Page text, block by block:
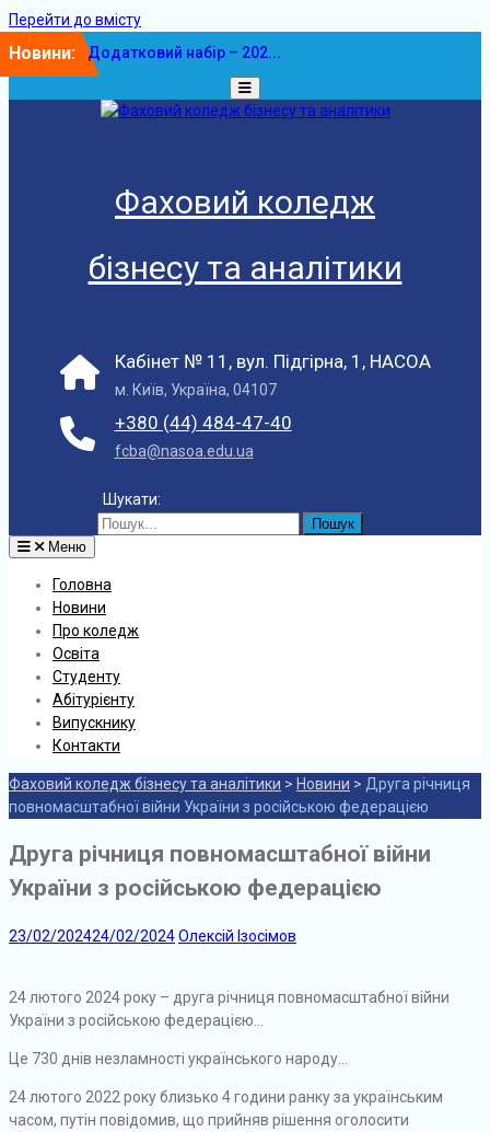
Перейти до вмісту
Новини:
Додатковий набір – 202...
У ФКБА НАСОА
відбулася...
Фаховий коледж
бізнесу та аналітики
+380 (44) 484-47-40
fcba@nasoa.edu.ua
Кабінет № 11, вул. Підгірна, 1, НАСОА
м. Київ, Україна, 04107
Шукати:
Меню
Головна
Новини
Про коледж
Освіта
Студенту
Абітурієнту
Випускнику
Контакти
Фаховий коледж бізнесу та аналітики > Новини > Друга річниця
повномасштабної війни України з російською федерацією
Друга річниця повномасштабної війни
України з російською федерацією
23/02/202424/02/2024Олексій Ізосімов
24 лютого 2024 року – друга річниця повномасштабної війни
України з російською федерацією…
Це 730 днів незламності українського народу…
24 лютого 2022 року близько 4 години ранку за українським
часом, путін повідомив, що прийняв рішення оголосити